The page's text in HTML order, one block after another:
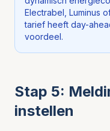
Electrabel, Luminus
tarief heeft day-
voordeel.
Stap 5:
instellen